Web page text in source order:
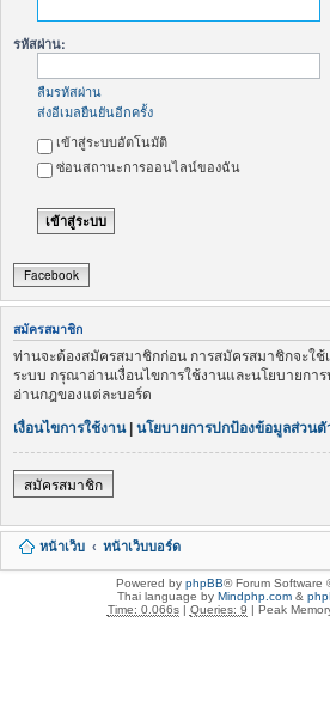
รหัสผ่าน:
ลืมรหัสผ่าน
ส่งอีเมลยืนยันอีกครั้ง
เข้าสู่ระบบอัตโนมัติ
ซ่อนสถานะการออนไลน์ของฉัน
Facebook
สมัครสมาชิก
ท่านจะต้องสมัครสมาชิกก่อน การสมัครสมาชิกจะใช้
ระบบ กรุณาอ่านเงื่อนไขการใช้งานและนโยบายก
อ่านกฎของแต่ละบอร์ด
เงื่อนไขการใช้งาน| นโยบายการปกป้องข้อมูลส่วนตั
สมัครสมาชิก
หน้าเว็บ หน้าเว็บบอร์ด
Powered by phpBB® Forum Software
Thai language by Mindphp.com&
Time: 0.066s| Queries: 9 | Peak